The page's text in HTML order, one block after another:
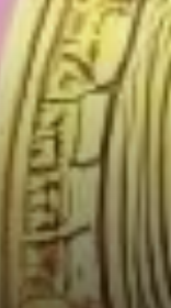
2 020 $,
fort près
$.